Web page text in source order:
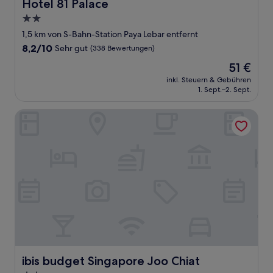
Hotel 81 Palace
2.0-
Sterne-
Unterkunft
1,5 km von S-Bahn-Station Paya Lebar entfernt
8.2
Bewertungen)
8,2/10 Sehr gut (338 Bewertungen)
Der
Preis
beträgt
51 €
inkl. Steuern & Gebühren
1. Sept.–2. Sept.
ibis budget Singapore Joo Chiat
ibis budget Singapore Joo Chiat